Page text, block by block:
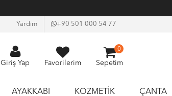
Yardım +90 501 000 54 77
Giriş Yap Favorilerim Sepetim
0
AYAKKABI KOZMETİK ÇANTA